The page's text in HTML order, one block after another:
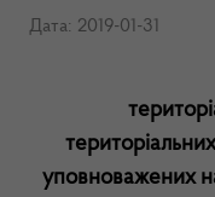
Дата: 2019-01-31
уповноважених